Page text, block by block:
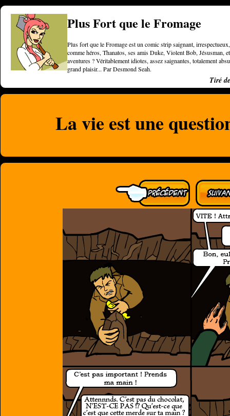
Plus Fort que le Fromage
Plus fort que le Fromage est un comic strip saignant,
comme héros, Thanatos, ses amis Duke, Violent Bob, Jésusman,
aventures ? Véritablement idiotes, assez saignantes, totalement
grand plaisir... Par Desmond Seah.
Tiré
La vie est une